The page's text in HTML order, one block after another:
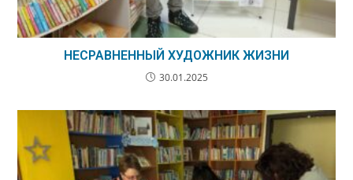
НЕСРАВНЕННЫЙ ХУДОЖНИК ЖИЗНИ
30.01.2025